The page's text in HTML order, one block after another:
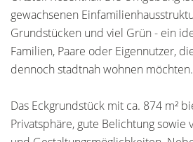
gewachsenen
Grundstücken und viel Grün - ein
Familien, Paare oder Eigennutzer,
dennoch stadtnah wohnen möchten.
Das Eckgrundstück mit ca. 874 m²
Privatsphäre, gute Belichtung sowie